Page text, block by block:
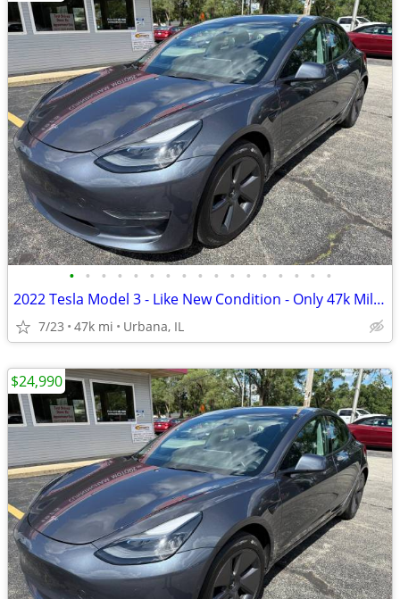
• • • • • • • • • • • • • • • • •
2022 Tesla Model 3 - Like New Condition - Only 47k Miles!
7/23 47k mi Urbana, IL
$24,990